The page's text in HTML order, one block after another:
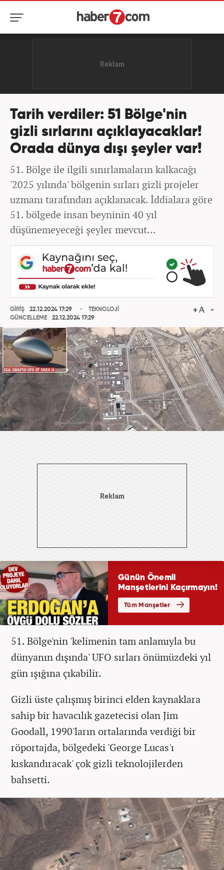
Tarih verdiler: 51 Bölge'nin
gizli sırlarını açıklayacaklar!
Orada dünya dışı şeyler var!
51. Bölge ile ilgili sınırlamaların kalkacağı
'2025 yılında' bölgenin sırları gizli projeler
uzmanı tarafından açıklanacak. İddialara göre
51. bölgede insan beyninin 40 yıl
düşünemeyeceği şeyler mevcut...
GİRİŞ
22.12.2024 17:29
GÜNCELLEME
22.12.2024 17:29
TEKNOLOJİ
51. Bölge'nin 'kelimenin tam anlamıyla bu
dünyanın dışında' UFO sırları önümüzdeki yıl
gün ışığına çıkabilir.
Gizli üste çalışmış birinci elden kaynaklara
sahip bir havacılık gazetecisi olan Jim
Goodall, 1990'ların ortalarında verdiği bir
röportajda, bölgedeki 'George Lucas'ı
kıskandıracak' çok gizli teknolojilerden
bahsetti.